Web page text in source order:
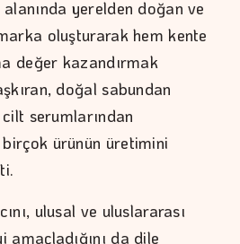
yerelden doğan ve
oluşturarak hem kente
değer kazandırmak
doğal sabundan
serumlarından
ürünün üretimini
ulusal ve uluslararası
da dile